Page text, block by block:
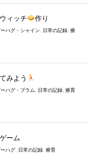
ィッチ 作り
ハグ・シャイン 日常の記録 療
みよう
ハグ・プラム 日常の記録 療育
ーム
ハグ 日常の記録 療育